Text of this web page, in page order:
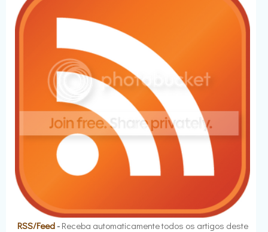
RSS/Feed- Receba automaticamente todos os artigos deste